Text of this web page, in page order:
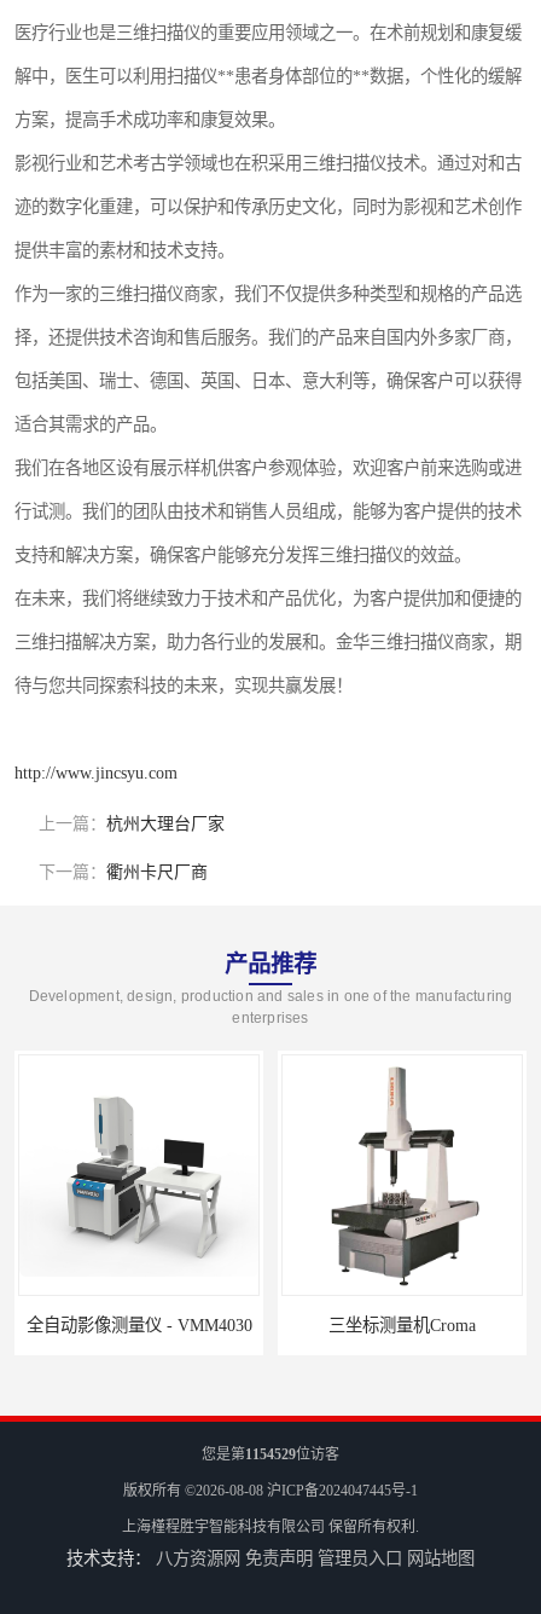
医疗行业也是三维扫描仪的重要应用领域之一。在术前规划和康复缓
解中，医生可以利用扫描仪**患者身体部位的**数据，个性化的缓解
方案，提高手术成功率和康复效果。
影视行业和艺术考古学领域也在积采用三维扫描仪技术。通过对和古
迹的数字化重建，可以保护和传承历史文化，同时为影视和艺术创作
提供丰富的素材和技术支持。
作为一家的三维扫描仪商家，我们不仅提供多种类型和规格的产品选
择，还提供技术咨询和售后服务。我们的产品来自国内外多家厂商，
包括美国、瑞士、德国、英国、日本、意大利等，确保客户可以获得
适合其需求的产品。
我们在各地区设有展示样机供客户参观体验，欢迎客户前来选购或进
行试测。我们的团队由技术和销售人员组成，能够为客户提供的技术
支持和解决方案，确保客户能够充分发挥三维扫描仪的效益。
在未来，我们将继续致力于技术和产品优化，为客户提供加和便捷的
三维扫描解决方案，助力各行业的发展和。金华三维扫描仪商家，期
待与您共同探索科技的未来，实现共赢发展！
http://www.jincsyu.com
上一篇： 杭州大理台厂家
下一篇： 衢州卡尺厂商
产品推荐
Development, design, production and sales in one of the manufacturing
enterprises
全自动影像测量仪 - VMM4030 三坐标测量机Croma
您是第1154529位访客
版权所有 ©2026-08-08 沪ICP备2024047445号-1
上海槿程胜宇智能科技有限公司 保留所有权利.
技术支持： 八方资源网 免责声明 管理员入口 网站地图